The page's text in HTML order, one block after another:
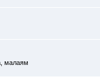
малаям